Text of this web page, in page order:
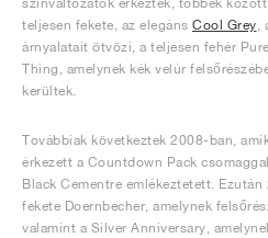
teljesen fekete, az elegáns Cool Grey
árnyalatait ötvözi, a teljesen fehér
Thing, amelynek kék velúr
kerültek.
Továbbiak következtek 2008-ban,
érkezett a Countdown Pack
Black Cementre emlékeztetett.
fekete Doernbecher, amelynek
valamint a Silver Anniversary,